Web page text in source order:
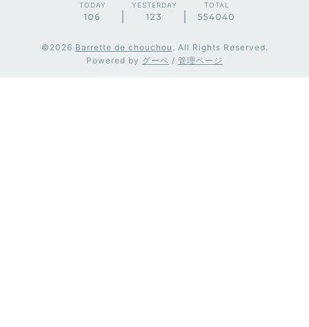
TODAY
106
YESTERDAY
123
TOTAL
554040
©2026 Barrette de chouchou . All Rights Reserved.
Powered by グーペ / 管理ページ